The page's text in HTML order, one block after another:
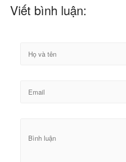
Viết bình luận: